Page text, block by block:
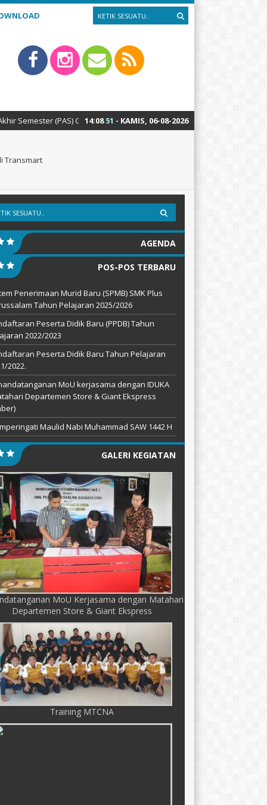
14:08 52 - KAMIS, 06-08-2026
akan dilaksanakan mulai tanggal 2 s/d 8 Desember 2020 secara Online
Transmart
AGENDA
POS-POS TERBARU
Penerimaan Murid Baru (SPMB) SMK Plus
Tahun Pelajaran 2025/2026
Peserta Didik Baru (PPDB) Tahun
2022/2023
Peserta Didik Baru Tahun Pelajaran
2022.
MoU kerjasama dengan IDUKA
Departemen Store & Giant Ekspress
Maulid Nabi Muhammad SAW 1442 H
GALERI KEGIATAN
MoU Kerjasama dengan Matahari
Departemen Store & Giant Ekspress
Training MTCNA